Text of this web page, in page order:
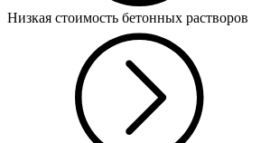
Низкая стоимость бетонных растворов